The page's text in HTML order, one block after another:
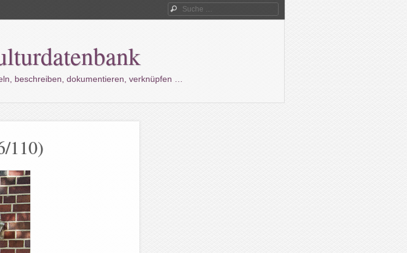
Suche
beschreiben, dokumentieren, verknüpfen …
110)